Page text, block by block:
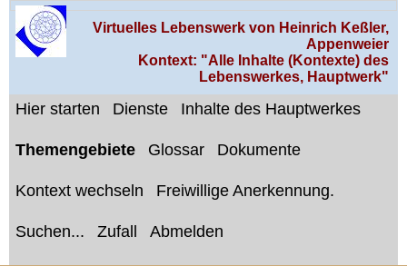
Virtuelles Lebenswerk von Heinrich Keßler,
Appenweier
Kontext: "Alle Inhalte (Kontexte) des
Lebenswerkes, Hauptwerk"
Hier starten Dienste Inhalte des Hauptwerkes
Themengebiete Glossar Dokumente
Kontext wechseln Freiwillige Anerkennung.
Suchen... Zufall Abmelden